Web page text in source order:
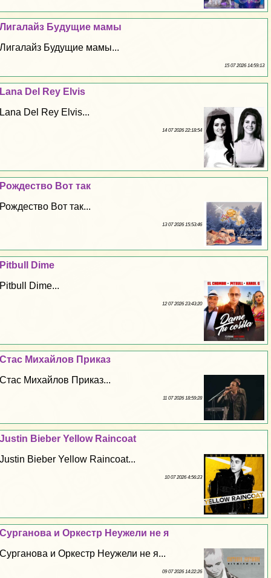
Лигалайз Будущие мамы
Лигалайз Будущие мамы...
15 07 2026 14:59:13
Lana Del Rey Elvis
Lana Del Rey Elvis...
14 07 2026 22:18:54
Рождество Вот так
Рождество Вот так...
13 07 2026 15:53:46
Pitbull Dime
Pitbull Dime...
12 07 2026 23:43:20
Стас Михайлов Приказ
Стас Михайлов Приказ...
11 07 2026 18:59:28
Justin Bieber Yellow Raincoat
Justin Bieber Yellow Raincoat...
10 07 2026 4:56:23
Сурганова и Оркестр Неужели не я
Сурганова и Оркестр Неужели не я...
09 07 2026 14:22:26